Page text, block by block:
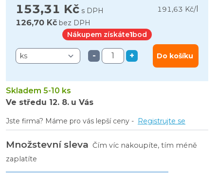
153,31 Kč s DPH 191,63 Kč/
126,70 Kč bez DPH
Nákupem získáte1bod
- + Do košíku
Skladem 5-10 ks
Ve středu 12. 8. u Vás
Jste firma? Máme pro vás lepší ceny - Registrujte se
Množstevní sleva Čím víc nakoupíte, tím méně
zaplatíte